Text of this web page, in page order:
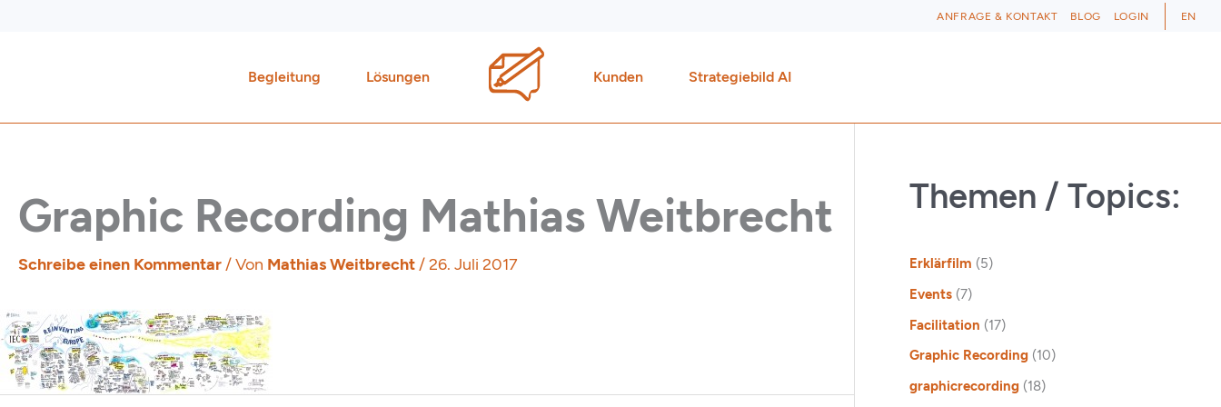
ANFRAGE & KONTAKT BLOG LOGIN EN
Begleitung Lösungen Kunden Strategiebild AI
Graphic Recording Mathias Weitbrecht
Schreibe einen Kommentar/ Von Mathias Weitbrecht/26. Juli 2017
Themen / Topics:
Erklärfilm (5)
Events(7)
Facilitation (17)
Graphic Recording(10)
graphicrecording(18)